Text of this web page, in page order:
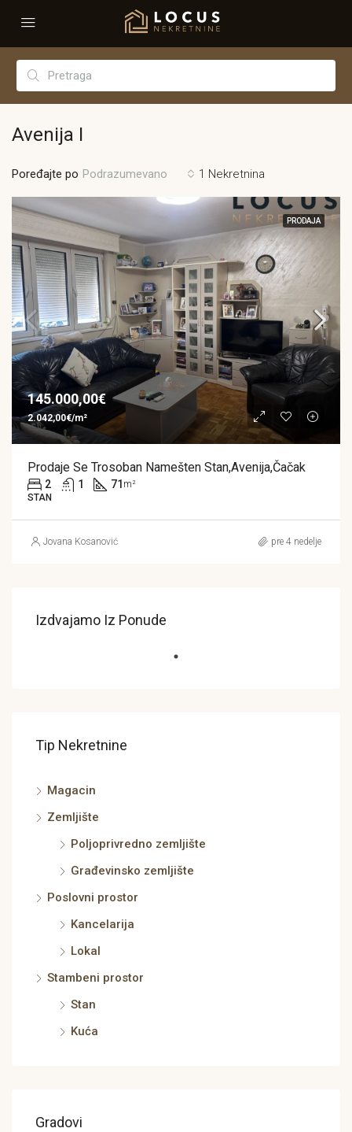
Avenija I
1 Nekretnina
Poređajte po Podrazumevano
PRODAJA
145.000,00€
2.042,00€/m²
Prodaje Se Trosoban Namešten Stan,Avenija,Čačak
2 1 71 m²
STAN
Jovana Kosanović pre 4 nedelje
Izdvajamo Iz Ponude
Tip Nekretnine
Magacin
Zemljište
Poljoprivredno zemljište
Građevinsko zemljište
Poslovni prostor
Kancelarija
Lokal
Stambeni prostor
Stan
Kuća
Gradovi